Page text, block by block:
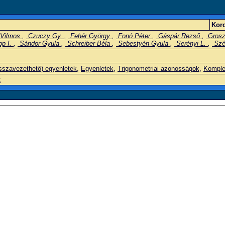
, Czuczy Gy. , Fehér György , Fonó Péter , Gáspár Rezső ,
I. , Sándor Gyula , Schreiber Béla , Sebestyén Gyula , Serényi L. ,
egyenletek, Egyenletek, Trigonometriai azonosságok,